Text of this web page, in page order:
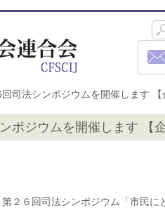
司法シンポジウムを開催します
ポジウムを開催します 【
２６回司法シンポジウム「市民